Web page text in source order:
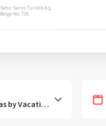
Setur Servis Turistik A.Ş.
Belge No: 728